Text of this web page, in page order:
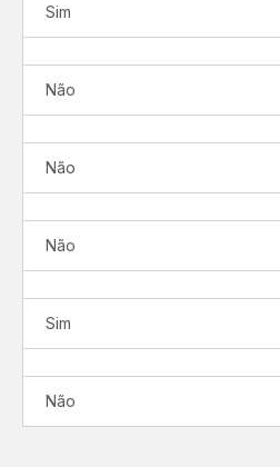
Sim
Não
Não
Não
Sim
Não